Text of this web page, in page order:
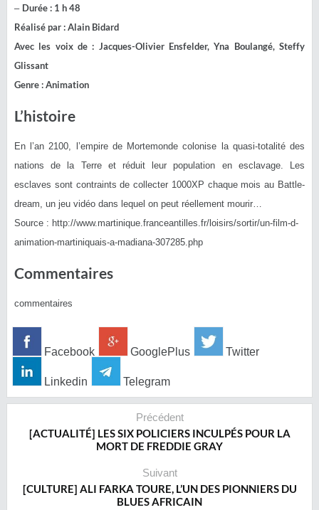
– Durée : 1 h 48
Réalisé par : Alain Bidard
Avec les voix de : Jacques-Olivier Ensfelder, Yna Boulangé, Steffy
Glissant
Genre : Animation
L’histoire
En l’an 2100, l’empire de Mortemonde colonise la quasi-totalité des
nations de la Terre et réduit leur population en esclavage. Les
esclaves sont contraints de collecter 1000XP chaque mois au Battle-
dream, un jeu vidéo dans lequel on peut réellement mourir…
Source : http://www.martinique.franceantilles.fr/loisirs/sortir/un-film-d-
animation-martiniquais-a-madiana-307285.php
Commentaires
commentaires
Facebook GooglePlus Twitter
Linkedin Telegram
Précédent
[ACTUALITÉ] LES SIX POLICIERS INCULPÉS POUR LA
MORT DE FREDDIE GRAY
Suivant
[CULTURE] ALI FARKA TOURE, L’UN DES PIONNIERS DU
BLUES AFRICAIN